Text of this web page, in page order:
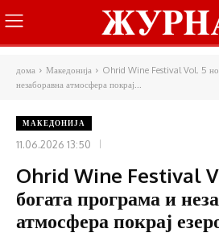
дома Македонија
Ohrid Wine Festival Vol. 5
незаборавна атмосфера покрај...
МАКЕДОНИЈА
11.06.2026 13:50
Ohrid Wine Festival
богата програма и
атмосфера покрај